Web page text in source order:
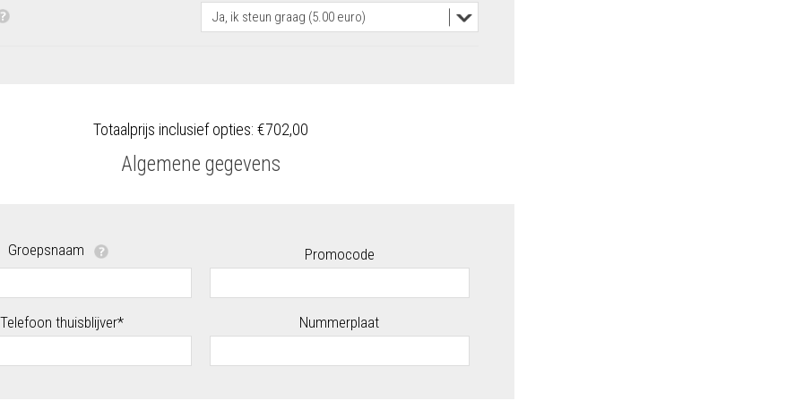
Totaalprijs inclusief opties: €702,00
Algemene gegevens
Groepsnaam Promocode
Telefoon thuisblijver* Nummerplaat